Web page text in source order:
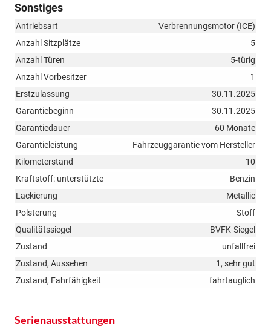
Sonstiges
Antriebsart
Verbrennungsmotor (ICE)
Anzahl Sitzplätze
5
Anzahl Türen
5-türig
Anzahl Vorbesitzer
1
Erstzulassung
30.11.2025
Garantiebeginn
30.11.2025
Garantiedauer
60 Monate
Garantieleistung
Fahrzeuggarantie vom Hersteller
Kilometerstand
10
Kraftstoff: unterstützte
Benzin
Lackierung
Metallic
Polsterung
Stoff
Qualitätssiegel
BVFK-Siegel
Zustand
unfallfrei
Zustand, Aussehen
1, sehr gut
Zustand, Fahrfähigkeit
fahrtauglich
Serienausstattungen